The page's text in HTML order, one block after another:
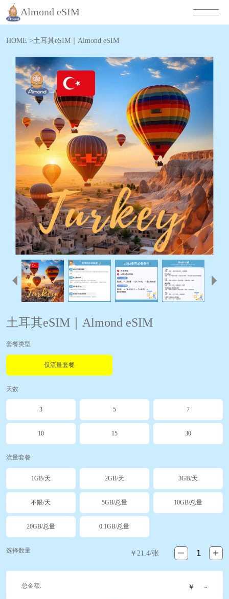
Almond eSIM
HOME >土耳其eSIM｜Almond eSIM
土耳其eSIM｜Almond eSIM
套餐类型
仅流量套餐
天数
3 5 7
10 15 30
流量套餐
1GB/天 2GB/天 3GB/天
不限/天 5GB/总量 10GB/总量
20GB/总量 0.1GB/总量
选择数量 ￥ 21.4/张
总金额: ￥ -